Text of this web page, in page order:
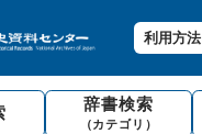
利用方法
辞書検索
（カテゴリ）